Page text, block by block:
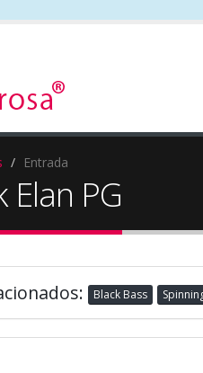
Entrada
Elan PG
Black Bass